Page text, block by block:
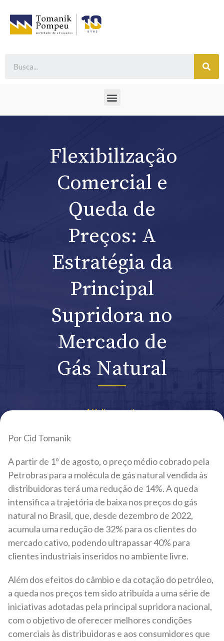
Flexibilização
Comercial e
Queda de
Preços: A
Estratégia da
Principal
Supridora no
Mercado de
Gás Natural
Voltar ao site
Por Cid Tomanik
A partir de 1º de agosto, o preço médio cobrado pela
Petrobras para a molécula de gás natural vendida às
distribuidoras terá uma redução de 14%. A queda
intensifica a trajetória de baixa nos preços do gás
natural no Brasil, que, desde dezembro de 2022,
acumula uma redução de 32% para os clientes do
mercado cativo, podendo ultrapassar 40% para
clientes industriais inseridos no ambiente livre.
Além dos efeitos do câmbio e da cotação do petróleo,
a queda nos preços tem sido atribuída a uma série de
iniciativas adotadas pela principal supridora nacional,
com o objetivo de oferecer melhores condições
comerciais às distribuidoras e aos consumidores que